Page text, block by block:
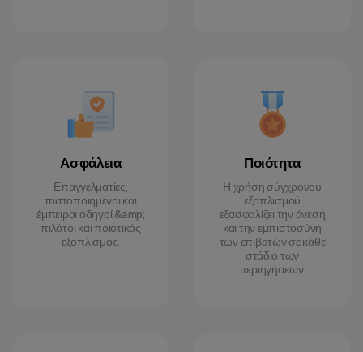
Ασφάλεια
Επαγγελματίες,
πιστοποιημένοι και
έμπειροι οδηγοί &amp;
πιλότοι και ποιοτικός
εξοπλισμός.
Ποιότητα
Η χρήση σύγχρονου
εξοπλισμού
εξασφαλίζει την άνεση
και την εμπιστοσύνη
των επιβατών σε κάθε
στάδιο των
περιηγήσεων.